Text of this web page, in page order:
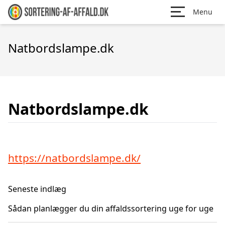
Menu
Natbordslampe.dk
Natbordslampe.dk
https://natbordslampe.dk/
Seneste indlæg
Sådan planlægger du din affaldssortering uge for uge